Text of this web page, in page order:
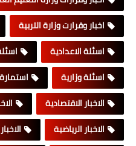
اخبار وقرارت وزارة التربية
اسئلة الاعدادية
اسئلة وزارية
الاخبار الاقتصادية
الاخبار الرياضية